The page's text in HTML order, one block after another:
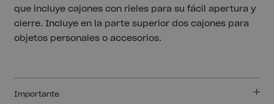
que incluye cajones con rieles para su fácil apertura y
cierre. Incluye en la parte superior dos cajones para
objetos personales o accesorios.
Importante